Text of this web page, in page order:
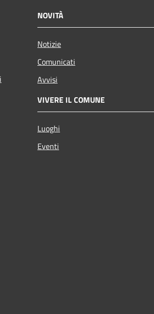
NOVITÀ
Notizie
Comunicati
Avvisi
VIVERE IL COMUNE
Luoghi
Eventi